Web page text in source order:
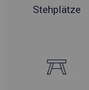
Stehplätze